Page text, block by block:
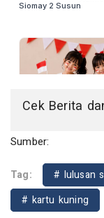
Cek Berita
Sumber:
Tag: # lulusan
# kartu kuning